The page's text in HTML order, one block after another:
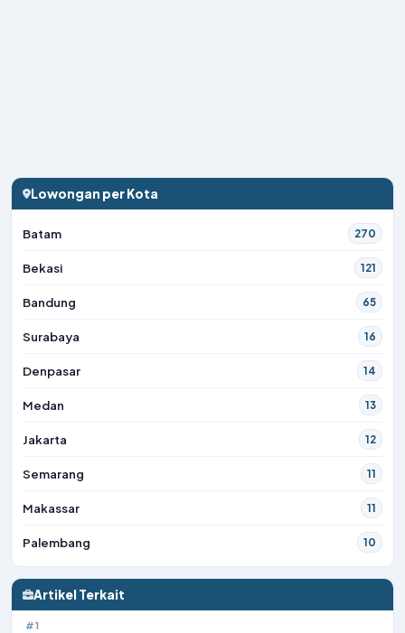
Lowongan per Kota
Batam 270
Bekasi 121
Bandung 65
Surabaya 16
Denpasar 14
Medan 13
Jakarta 12
Semarang 11
Makassar 11
Palembang 10
Artikel Terkait
#1